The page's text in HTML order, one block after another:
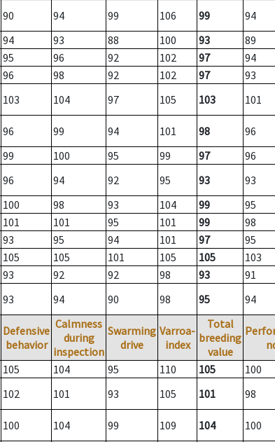
90 94 99 106 99
94
94 93 88 100 93
89
95 96 92 102 97
94
96 98 92 102 97
93
103 104 97 105 103 101
96 99 94 101 98
96
99 100 95 99 97
96
96 94 92 95 93
93
100 98 93 104 99
95
101 101 95 101 99
98
93 95 94 101 97
95
105 105 101 105 105
103
93 92 92 98 93
91
93 94 90 98 95 94
Defensive
behavior
Calmness
during
inspection
Swarming
drive
Varroa-
index
Total
breeding
value
105 104 95 110 105
100
102 101 93 105 101 98
100 104 99 109 104 100